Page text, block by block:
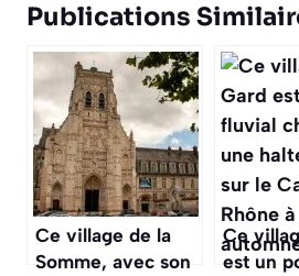
Publications
Ce village de la
Somme, avec son
Ce
est un